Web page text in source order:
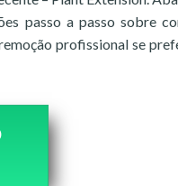
passo a passo sobre
profissional se